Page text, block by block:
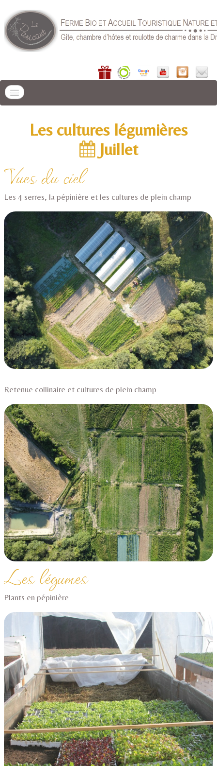
LIEU DE SÉJOUR ▼
CHAMBRE D'HÔTES
PRÉPARER VOTRE SÉJOUR▼
CONTACT ET ACCÈS
📅︎ RÉSERVER ▼
Les cultures légumières
Juillet
Vues du ciel
Les 4 serres, la pépinière et les cultures de plein champ
Retenue collinaire et cultures de plein champ
Les légumes
Plants en pépinière